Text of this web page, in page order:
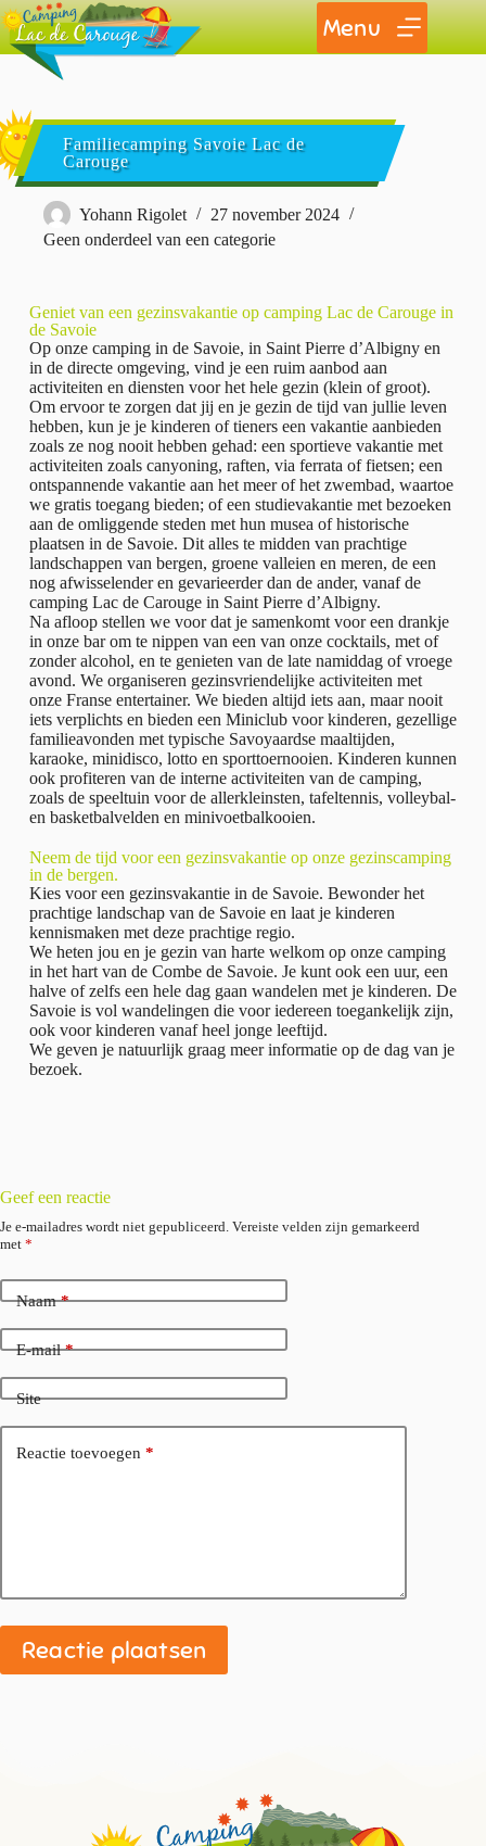
Menu
Familiecamping Savoie Lac de
Carouge
Yohann Rigolet
27 november 2024
Geen onderdeel van een categorie
Geniet van een gezinsvakantie op camping Lac de Carouge in
de Savoie
Op onze camping in de Savoie, in Saint Pierre d’Albigny en
in de directe omgeving, vind je een ruim aanbod aan
activiteiten en diensten voor het hele gezin (klein of groot).
Om ervoor te zorgen dat jij en je gezin de tijd van jullie leven
hebben, kun je je kinderen of tieners een vakantie aanbieden
zoals ze nog nooit hebben gehad: een sportieve vakantie met
activiteiten zoals canyoning, raften, via ferrata of fietsen; een
ontspannende vakantie aan het meer of het zwembad, waartoe
we gratis toegang bieden; of een studievakantie met bezoeken
aan de omliggende steden met hun musea of historische
plaatsen in de Savoie. Dit alles te midden van prachtige
landschappen van bergen, groene valleien en meren, de een
nog afwisselender en gevarieerder dan de ander, vanaf de
camping Lac de Carouge in Saint Pierre d’Albigny.
Na afloop stellen we voor dat je samenkomt voor een drankje
in onze bar om te nippen van een van onze cocktails, met of
zonder alcohol, en te genieten van de late namiddag of vroege
avond. We organiseren gezinsvriendelijke activiteiten met
onze Franse entertainer. We bieden altijd iets aan, maar nooit
iets verplichts en bieden een Miniclub voor kinderen, gezellige
familieavonden met typische Savoyaardse maaltijden,
karaoke, minidisco, lotto en sporttoernooien. Kinderen kunnen
ook profiteren van de interne activiteiten van de camping,
zoals de speeltuin voor de allerkleinsten, tafeltennis, volleybal-
en basketbalvelden en minivoetbalkooien.
Neem de tijd voor een gezinsvakantie op onze gezinscamping
in de bergen.
Kies voor een gezinsvakantie in de Savoie. Bewonder het
prachtige landschap van de Savoie en laat je kinderen
kennismaken met deze prachtige regio.
We heten jou en je gezin van harte welkom op onze camping
in het hart van de Combe de Savoie. Je kunt ook een uur, een
halve of zelfs een hele dag gaan wandelen met je kinderen. De
Savoie is vol wandelingen die voor iedereen toegankelijk zijn,
ook voor kinderen vanaf heel jonge leeftijd.
We geven je natuurlijk graag meer informatie op de dag van je
bezoek.
Geef een reactie
Je e-mailadres wordt niet gepubliceerd. Vereiste velden zijn gemarkeerd
met *
Naam*
E-mail*
Site
Reactie toevoegen *
Reactie plaatsen